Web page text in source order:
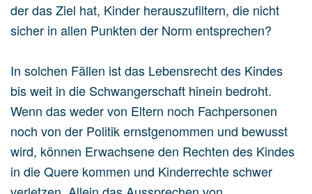
der das Ziel hat, Kinder herauszufiltern, die nicht
sicher in allen Punkten der Norm entsprechen?
In solchen Fällen ist das Lebensrecht des Kindes
bis weit in die Schwangerschaft hinein bedroht.
Wenn das weder von Eltern noch Fachpersonen
noch von der Politik ernstgenommen und bewusst
wird, können Erwachsene den Rechten des Kindes
in die Quere kommen und Kinderrechte schwer